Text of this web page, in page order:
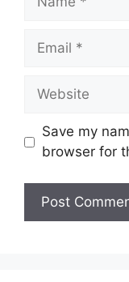
Email
Website
Save my
browser for